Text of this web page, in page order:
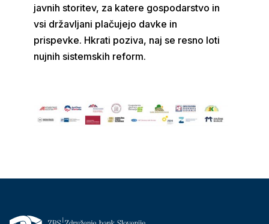
javnih storitev, za katere gospodarstvo in
vsi državljani plačujejo davke in
prispevke. Hkrati poziva, naj se resno loti
nujnih sistemskih reform.